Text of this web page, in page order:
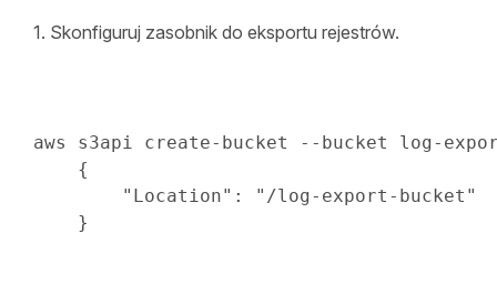
1. Skonfiguruj zasobnik do eksportu rejestrów.
aws s3api create-bucket --bucket log-
{
"Location" :
"/log-export-bucket"
}